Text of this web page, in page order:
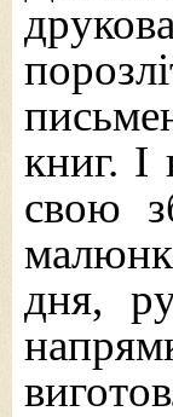
книг. І
свою
дня,